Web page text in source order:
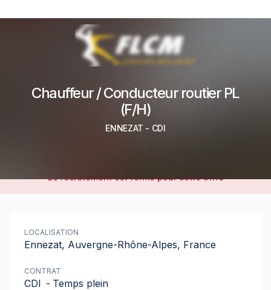
Chauffeur / Conducteur routier PL
(F/H)
ENNEZAT - CDI
Le recrutement est fermé pour cette offre
LOCALISATION
Ennezat, Auvergne-Rhône-Alpes, France
CONTRAT
CDI - Temps plein